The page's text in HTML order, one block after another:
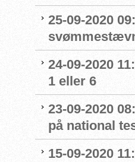
25-09-2020
24-09-2020
1 eller 6
23-09-2020
på national
15-09-2020